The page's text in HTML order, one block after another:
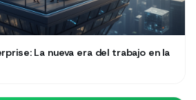
La nueva era del trabajo en la